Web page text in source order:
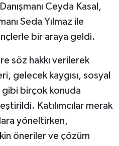
Ceyda Kasal,
Seda Yılmaz ile
bir araya geldi.
söz hakkı verilerek
gelecek kaygısı, sosyal
gibi birçok konuda
Katılımcılar merak
yöneltirken,
öneriler ve çözüm